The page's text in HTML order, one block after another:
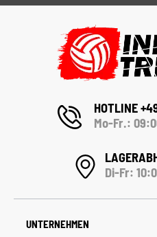
HOTLINE
Mo-Fr.:
Di-Fr:
UNTERNEHMEN